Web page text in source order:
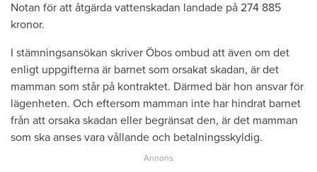
Notan för att åtgärda vattenskadan landade på 274 885
kronor.
I stämningsansökan skriver Öbos ombud att även om det
enligt uppgifterna är barnet som orsakat skadan, är det
mamman som står på kontraktet. Därmed bär hon ansvar för
lägenheten. Och eftersom mamman inte har hindrat barnet
från att orsaka skadan eller begränsat den, är det mamman
som ska anses vara vållande och betalningsskyldig.